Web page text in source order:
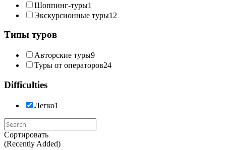
Шоппинг-туры1
Экскурсионные туры12
Типы туров
Авторские туры9
Туры от операторов24
Difficulties
Легко1
Сортировать
(Recently Added)